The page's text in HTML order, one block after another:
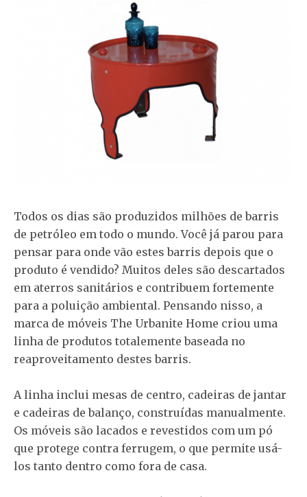
Todos os dias são produzidos milhões de barris
de petróleo em todo o mundo. Você já parou para
pensar para onde vão estes barris depois que o
produto é vendido? Muitos deles são descartados
em aterros sanitários e contribuem fortemente
para a poluição ambiental. Pensando nisso, a
marca de móveis The Urbanite Home criou uma
linha de produtos totalemente baseada no
reaproveitamento destes barris.
A linha inclui mesas de centro, cadeiras de jantar
e cadeiras de balanço, construídas manualmente.
Os móveis são lacados e revestidos com um pó
que protege contra ferrugem, o que permite usá-
los tanto dentro como fora de casa.